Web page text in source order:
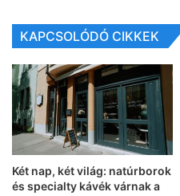
KAPCSOLÓDÓ CIKKEK
Két nap, két világ: natúrborok
és specialty kávék várnak a